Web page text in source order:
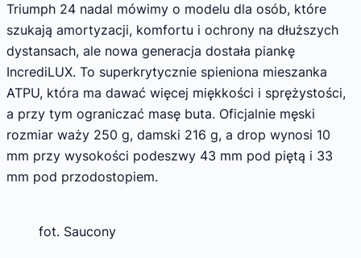
Triumph 24 nadal mówimy o modelu dla osób, które
szukają amortyzacji, komfortu i ochrony na dłuższych
dystansach, ale nowa generacja dostała piankę
IncrediLUX. To superkrytycznie spieniona mieszanka
ATPU, która ma dawać więcej miękkości i sprężystości,
a przy tym ograniczać masę buta. Oficjalnie męski
rozmiar waży 250 g, damski 216 g, a drop wynosi 10
mm przy wysokości podeszwy 43 mm pod piętą i 33
mm pod przodostopiem.
fot. Saucony